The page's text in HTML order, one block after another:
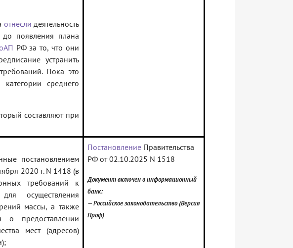
отнесли деятельность
появления плана
РФ за то, что они
устранить
Пока это
среднего
составляют при
постановлением
2020 г. N 1418 (в
требований к
осуществления
массы, а также
о предоставлении
мест (адресов)
Постановление Правительства
РФ от 02.10.2025 N 1518
Документ включен в информационный
банк:
— Российское законодательство (Версия
Проф)